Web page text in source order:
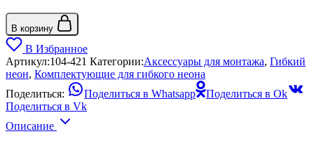
В корзину
В Избранное
Артикул:104-421 Категории:Аксессуары для монтажа, Гибкий
неон, Комплектующие для гибкого неона
Поделиться:
Поделиться в Whatsapp
Поделиться в Ok
Поделиться в Vk
Описание